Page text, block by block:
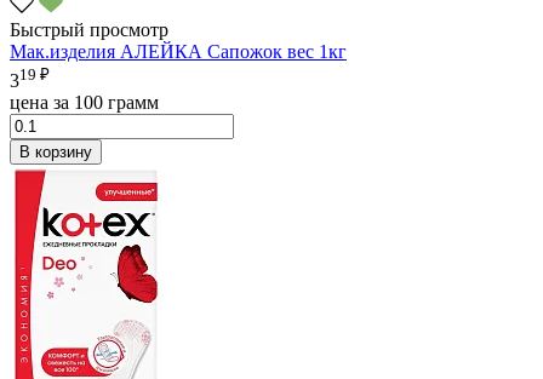
Быстрый просмотр
Мак.изделия АЛЕЙКА Сапожок вес 1кг
319 ₽
цена за 100 грамм
В корзину